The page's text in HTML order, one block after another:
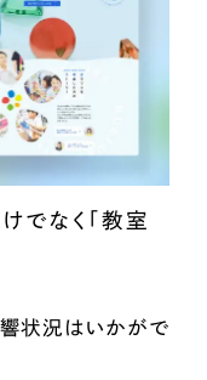
でなく「教室
響状況はいかがで